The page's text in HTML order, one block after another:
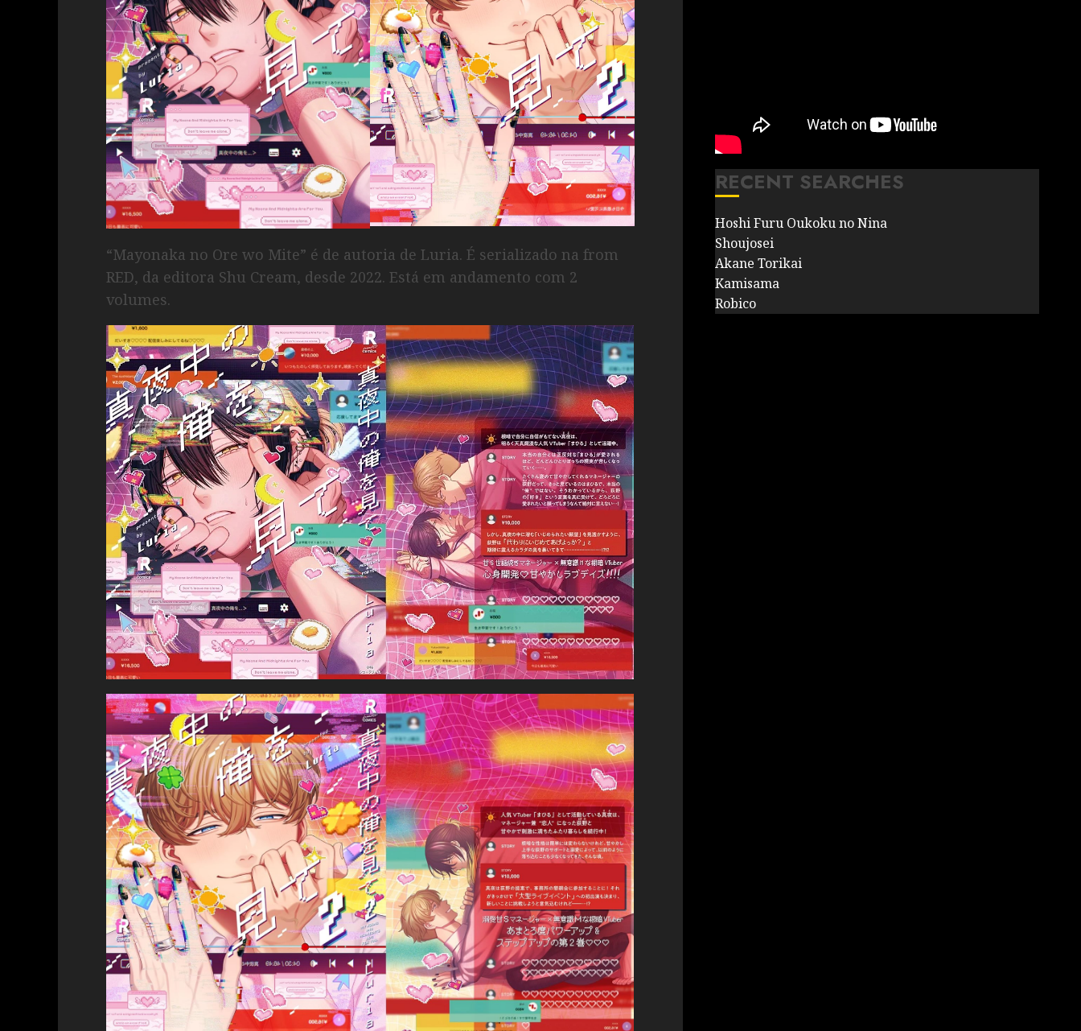
“Mayonaka no Ore wo Mite” é de autoria de Luria. É serializado na from
RED, da editora Shu Cream, desde 2022. Está em andamento com 2
volumes.
RECENT SEARCHES
Hoshi Furu Oukoku no Nina
Shoujosei
Akane Torikai
Kamisama
Robico